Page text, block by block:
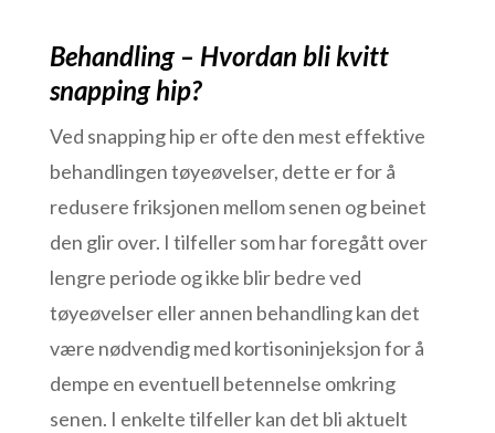
Behandling – Hvordan bli kvitt
snapping hip?
Ved snapping hip er ofte den mest effektive
behandlingen tøyeøvelser, dette er for å
redusere friksjonen mellom senen og beinet
den glir over. I tilfeller som har foregått over
lengre periode og ikke blir bedre ved
tøyeøvelser eller annen behandling kan det
være nødvendig med kortisoninjeksjon for å
dempe en eventuell betennelse omkring
senen. I enkelte tilfeller kan det bli aktuelt